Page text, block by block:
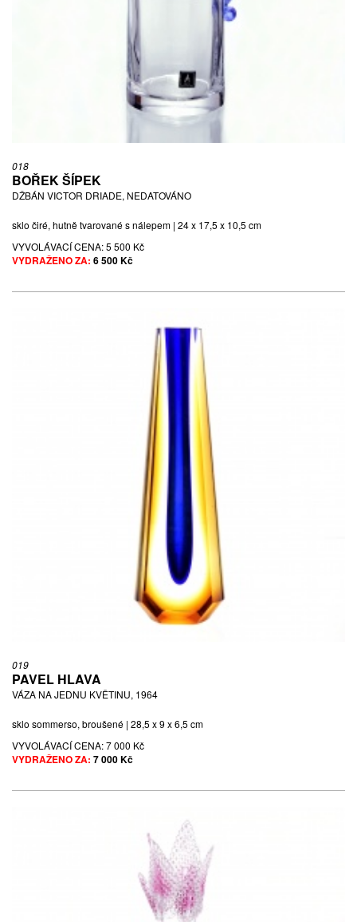
018
BOŘEK ŠÍPEK
DŽBÁN VICTOR DRIADE, NEDATOVÁNO
sklo čiré, hutně tvarované s nálepem | 24 x 17,5 x 10,5 cm
VYVOLÁVACÍ CENA:5 500 Kč
VYDRAŽENO ZA: 6 500 Kč
019
PAVEL HLAVA
VÁZA NA JEDNU KVĚTINU, 1964
sklo sommerso, broušené | 28,5 x 9 x 6,5 cm
VYVOLÁVACÍ CENA:7 000 Kč
VYDRAŽENO ZA: 7 000 Kč